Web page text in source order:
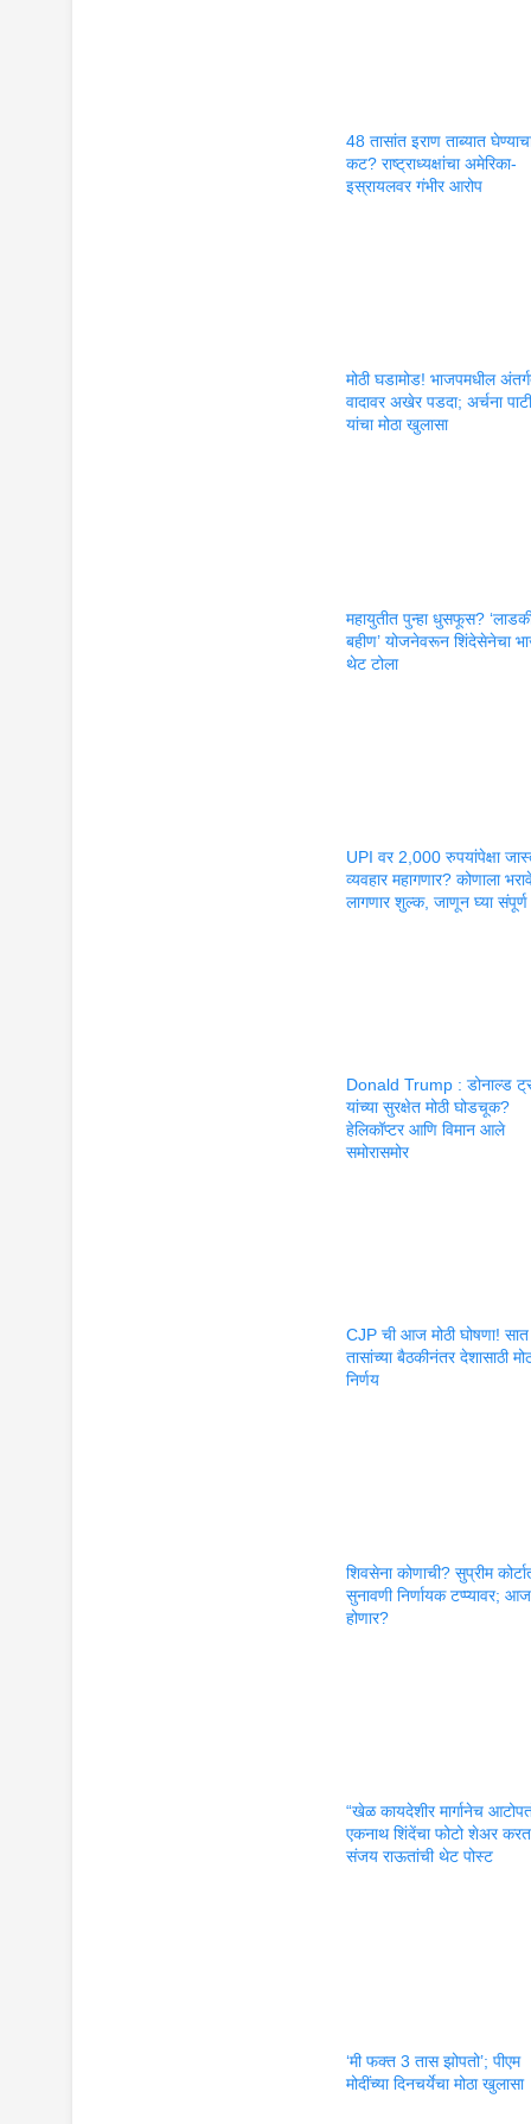
48 तासांत इराण ताब्यात
कट? राष्ट्राध्यक्षांचा अमेरिका-
इस्रायलवर गंभीर आरोप
मोठी घडामोड! भाजपमधील
वादावर अखेर पडदा; अर्चना
यांचा मोठा खुलासा
महायुतीत पुन्हा धुसफूस?
बहीण’ योजनेवरून शिंदेसेनेचा
थेट टोला
UPI वर 2,000 रुपयांपेक्षा
व्यवहार महागणार? कोणाला
लागणार शुल्क, जाणून घ्या संपूर्ण
Donald Trump : डोनाल्ड
यांच्या सुरक्षेत मोठी घोडचूक?
हेलिकॉप्टर आणि विमान आले
समोरासमोर
CJP ची आज मोठी घोषणा! सात
तासांच्या बैठकीनंतर देशासाठी
निर्णय
शिवसेना कोणाची? सुप्रीम
सुनावणी निर्णायक टप्प्यावर;
होणार?
“खेळ कायदेशीर मार्गानेच
एकनाथ शिंदेंचा फोटो शेअर करत
संजय राऊतांची थेट पोस्ट
‘मी फक्त 3 तास झोपतो’; पीएम
मोदींच्या दिनचर्येचा मोठा खुलासा